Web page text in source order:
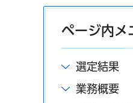
ページ内メ
選定結果
業務概要